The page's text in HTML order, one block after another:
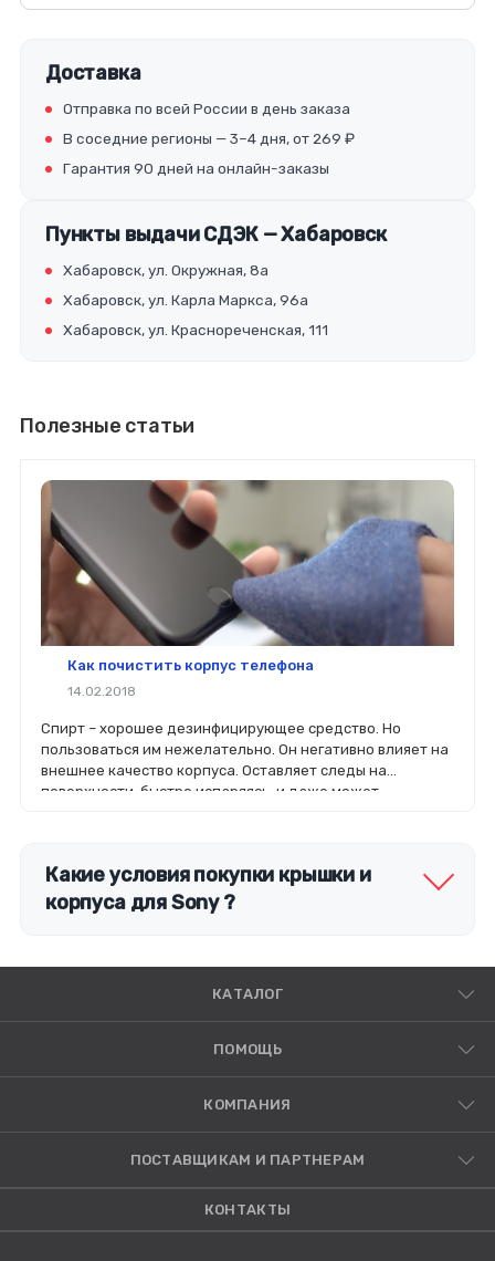
Доставка
Отправка по всей России в день заказа
В соседние регионы — 3–4 дня, от 269 ₽
Гарантия 90 дней на онлайн-заказы
Пункты выдачи СДЭК — Хабаровск
Хабаровск, ул. Окружная, 8а
Хабаровск, ул. Карла Маркса, 96а
Хабаровск, ул. Краснореченская, 111
Полезные статьи
Как почистить корпус телефона
14.02.2018
Спирт – хорошее дезинфицирующее средство. Но
пользоваться им нежелательно. Он негативно влияет на
внешнее качество корпуса. Оставляет следы на
поверхности, быстро испаряясь, и даже может
Какие условия покупки крышки и
корпуса для Sony ?
КАТАЛОГ
ПОМОЩЬ
КОМПАНИЯ
ПОСТАВЩИКАМ И ПАРТНЕРАМ
КОНТАКТЫ